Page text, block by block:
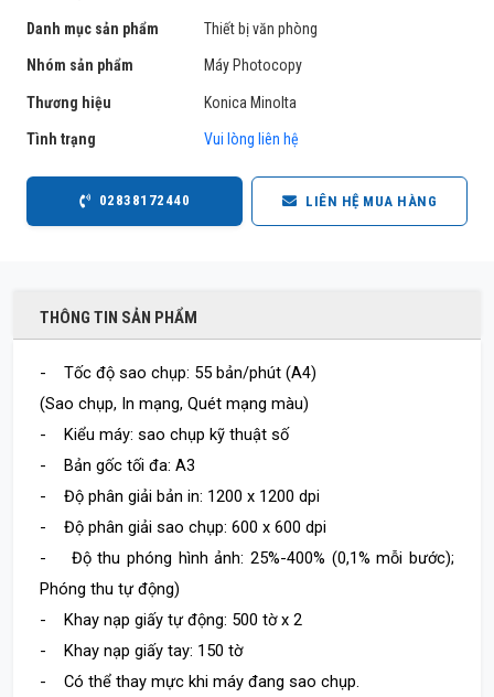
Danh mục sản phẩm Thiết bị văn phòng
Nhóm sản phẩm Máy Photocopy
Thương hiệu Konica Minolta
Tình trạng Vui lòng liên hệ
02838172440 LIÊN HỆ MUA HÀNG
THÔNG TIN SẢN PHẨM
- Tốc độ sao chụp: 55 bản/phút (A4)
(Sao chụp, In mạng, Quét mạng màu)
- Kiểu máy: sao chụp kỹ thuật số
- Bản gốc tối đa: A3
- Độ phân giải bản in: 1200 x 1200 dpi
- Độ phân giải sao chụp: 600 x 600 dpi
- Độ thu phóng hình ảnh: 25%-400% (0,1% mỗi bước);
Phóng thu tự động)
- Khay nạp giấy tự động: 500 tờ x 2
- Khay nạp giấy tay: 150 tờ
- Có thể thay mực khi máy đang sao chụp.